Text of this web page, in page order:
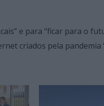
e para “ficar para o
criados pela pandemia